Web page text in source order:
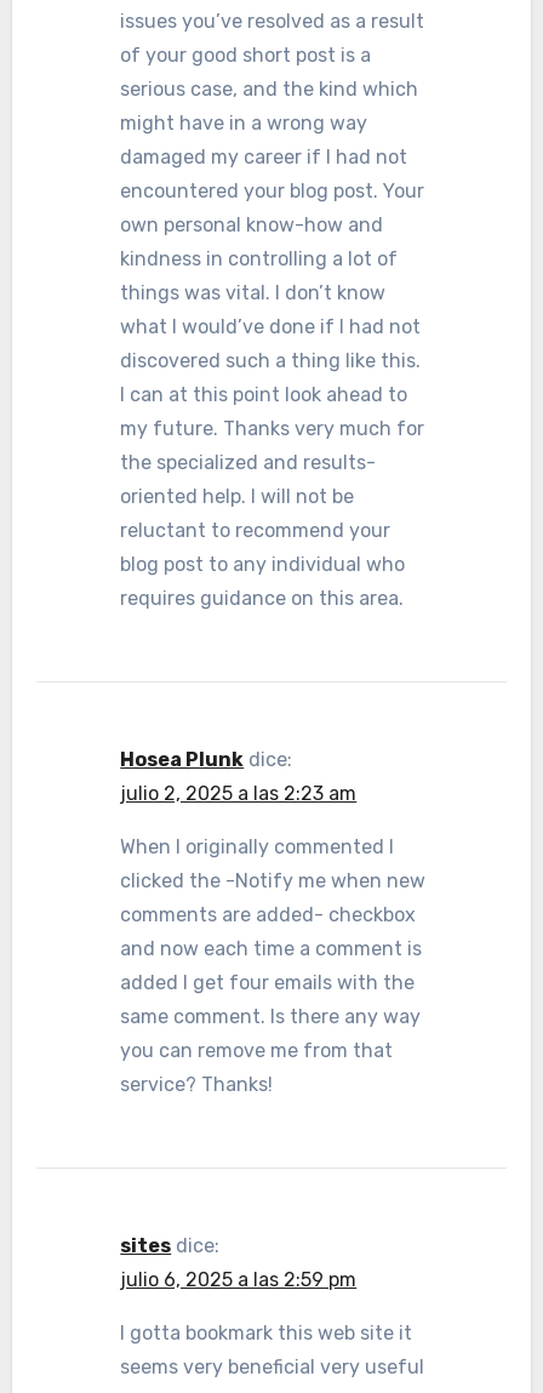
issues you’ve resolved as a result
of your good short post is a
serious case, and the kind which
might have in a wrong way
damaged my career if I had not
encountered your blog post. Your
own personal know-how and
kindness in controlling a lot of
things was vital. I don’t know
what I would’ve done if I had not
discovered such a thing like this.
I can at this point look ahead to
my future. Thanks very much for
the specialized and results-
oriented help. I will not be
reluctant to recommend your
blog post to any individual who
requires guidance on this area.
Hosea Plunk dice:
julio 2, 2025 a las 2:23 am
When I originally commented I
clicked the -Notify me when new
comments are added- checkbox
and now each time a comment is
added I get four emails with the
same comment. Is there any way
you can remove me from that
service? Thanks!
sites dice:
julio 6, 2025 a las 2:59 pm
I gotta bookmark this web site it
seems very beneficial very useful